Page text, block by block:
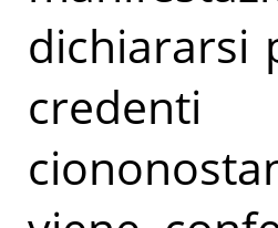
dichiararsi
credenti